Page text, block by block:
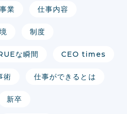
事業 仕事内容
制度
な瞬間 CEO times
術 仕事ができるとは
新卒